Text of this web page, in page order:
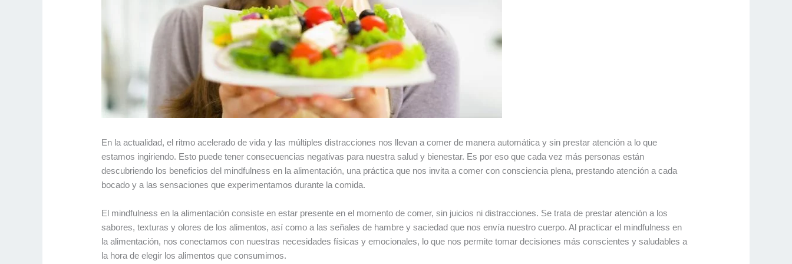
En la actualidad, el ritmo acelerado de vida y las múltiples distracciones nos llevan a comer de manera automática y sin prestar atención a lo que
estamos ingiriendo. Esto puede tener consecuencias negativas para nuestra salud y bienestar. Es por eso que cada vez más personas están
descubriendo los beneficios del mindfulness en la alimentación, una práctica que nos invita a comer con consciencia plena, prestando atención a cada
bocado y a las sensaciones que experimentamos durante la comida.
El mindfulness en la alimentación consiste en estar presente en el momento de comer, sin juicios ni distracciones. Se trata de prestar atención a los
sabores, texturas y olores de los alimentos, así como a las señales de hambre y saciedad que nos envía nuestro cuerpo. Al practicar el mindfulness en
la alimentación, nos conectamos con nuestras necesidades físicas y emocionales, lo que nos permite tomar decisiones más conscientes y saludables a
la hora de elegir los alimentos que consumimos.